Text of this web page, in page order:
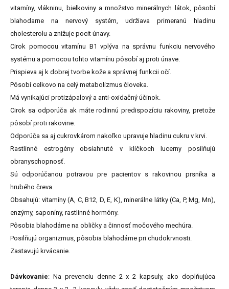
vitamíny, vlákninu, bielkoviny a množstvo minerálnych látok, pôsobí
blahodarne na nervový systém, udržiava primeranú hladinu
cholesterolu a znižuje pocit únavy.
Cirok pomocou vitamínu B1 vplýva na správnu funkciu nervového
systému a pomocou tohto vitamínu pôsobí aj proti únave.
Prispieva aj k dobrej tvorbe kože a správnej funkcii očí.
Pôsobí celkovo na celý metabolizmus človeka.
Má vynikajúci protizápalový a anti-oxidačný účinok.
Cirok sa odporúča ak máte rodinnú predispozíciu rakoviny, pretože
pôsobí proti rakovine.
Odporúča sa aj cukrovkárom nakoľko upravuje hladinu cukru v krvi.
Rastlinné estrogény obsiahnuté v klíčkoch lucerny posilňujú
obranyschopnosť.
Sú odporúčanou potravou pre pacientov s rakovinou prsníka a
hrubého čreva.
Obsahujú: vitamíny (A, C, B12, D, E, K), minerálne látky (Ca, P, Mg, Mn),
enzýmy, saponíny, rastlinné hormóny.
Pôsobia blahodárne na obličky a činnosť močového mechúra.
Posilňujú organizmus, pôsobia blahodárne pri chudokrvnosti.
Zastavujú krvácanie.
Dávkovanie: Na prevenciu denne 2 x 2 kapsuly, ako doplňujúca